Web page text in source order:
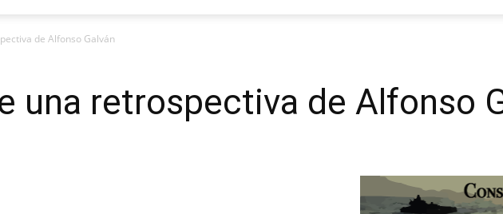
de Alfonso Galván
una retrospectiva de Alfonso